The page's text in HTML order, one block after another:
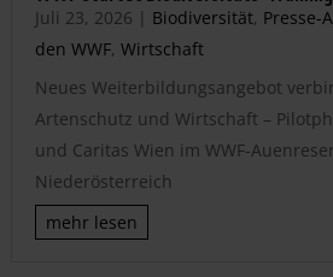
Juli 23, 2026 | Biodiversität, Presse-
den WWF, Wirtschaft
Neues Weiterbildungsangebot
Artenschutz und Wirtschaft –
und Caritas Wien im WWF-
Niederösterreich
mehr lesen